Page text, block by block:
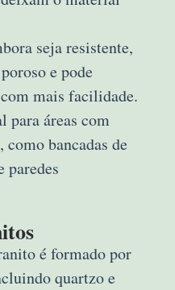
seja resistente,
e pode
mais facilidade.
para áreas com
bancadas de
paredes
é formado por
quartzo e